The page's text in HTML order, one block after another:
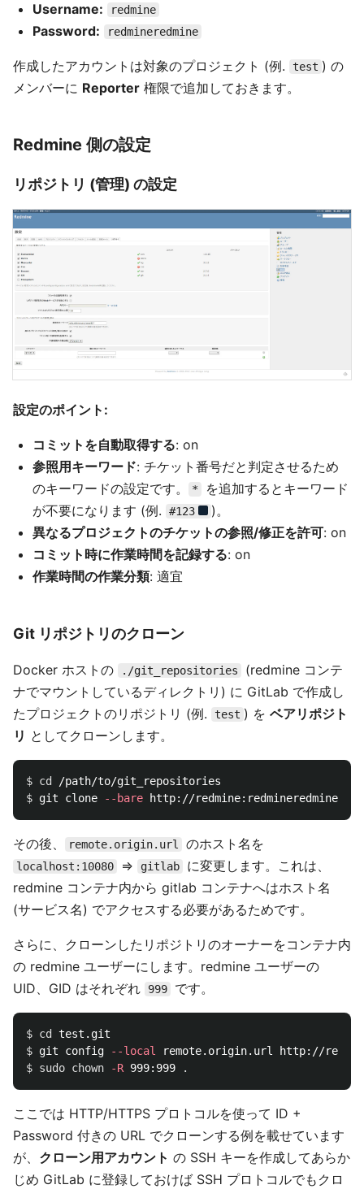
Username: redmine
Password: redmineredmine
作成したアカウントは対象のプロジェクト (例. test ) の
メンバーに Reporter 権限で追加しておきます。
Redmine 側の設定
リポジトリ (管理) の設定
設定のポイント:
コミットを自動取得する: on
参照用キーワード: チケット番号だと判定させるため
のキーワードの設定です。
*
を追加するとキーワード
が不要になります (例.
#123
)。
異なるプロジェクトのチケットの参照/修正を許可: on
コミット時に作業時間を記録する: on
作業時間の作業分類: 適宜
Git リポジトリのクローン
Docker ホストの ./git_repositories
(redmine コンテ
ナでマウントしているディレクトリ) に GitLab で作成し
たプロジェクトのリポジトリ (例.
test ) を ベアリポジト
リ としてクローンします。
$ cd
$ git clone --bare
その後、 remote.origin.url のホスト名を
localhost:10080 => gitlab
に変更します。これは、
redmine コンテナ内から gitlab コンテナへはホスト名
(サービス名) でアクセスする必要があるためです。
さらに、クローンしたリポジトリのオーナーをコンテナ内
の redmine ユーザーにします。redmine ユーザーの
UID、GID はそれぞれ
999 です。
$ cd
$ git config
--local
$ sudo chown -R 999:999 .
ここでは HTTP/HTTPS プロトコルを使って ID +
Password 付きの URL でクローンする例を載せています
が、 クローン用アカウント の SSH キーを作成してあらか
じめ GitLab に登録しておけば SSH プロトコルでもクロ